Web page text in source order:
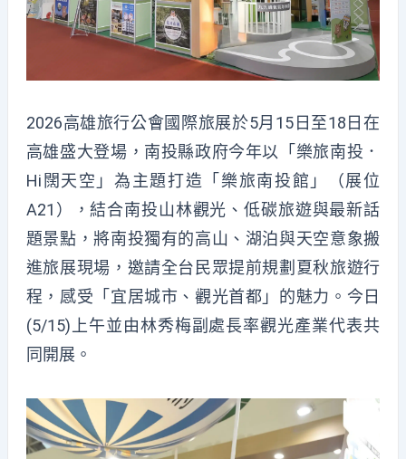
2026高雄旅行公會國際旅展於5月15日至18日在
高雄盛大登場，南投縣政府今年以「樂旅南投．
Hi闊天空」為主題打造「樂旅南投館」（展位
A21），結合南投山林觀光、低碳旅遊與最新話
題景點，將南投獨有的高山、湖泊與天空意象搬
進旅展現場，邀請全台民眾提前規劃夏秋旅遊行
程，感受「宜居城市、觀光首都」的魅力。 今日
(5/15)上午並由林秀梅副處長率觀光產業代表共
同開展 。